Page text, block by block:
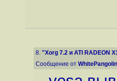
8. "Xorg 7.2 и ATI RADEON
Сообщение от WhitePangolin